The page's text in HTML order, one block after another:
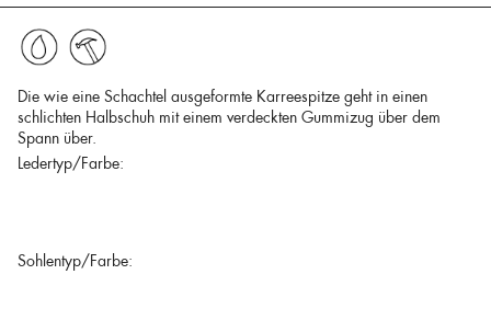
Die wie eine Schachtel ausgeformte Karreespitze geht in einen
schlichten Halbschuh mit einem verdeckten Gummizug über dem
Spann über.
Ledertyp/Farbe:
Sohlentyp/Farbe: